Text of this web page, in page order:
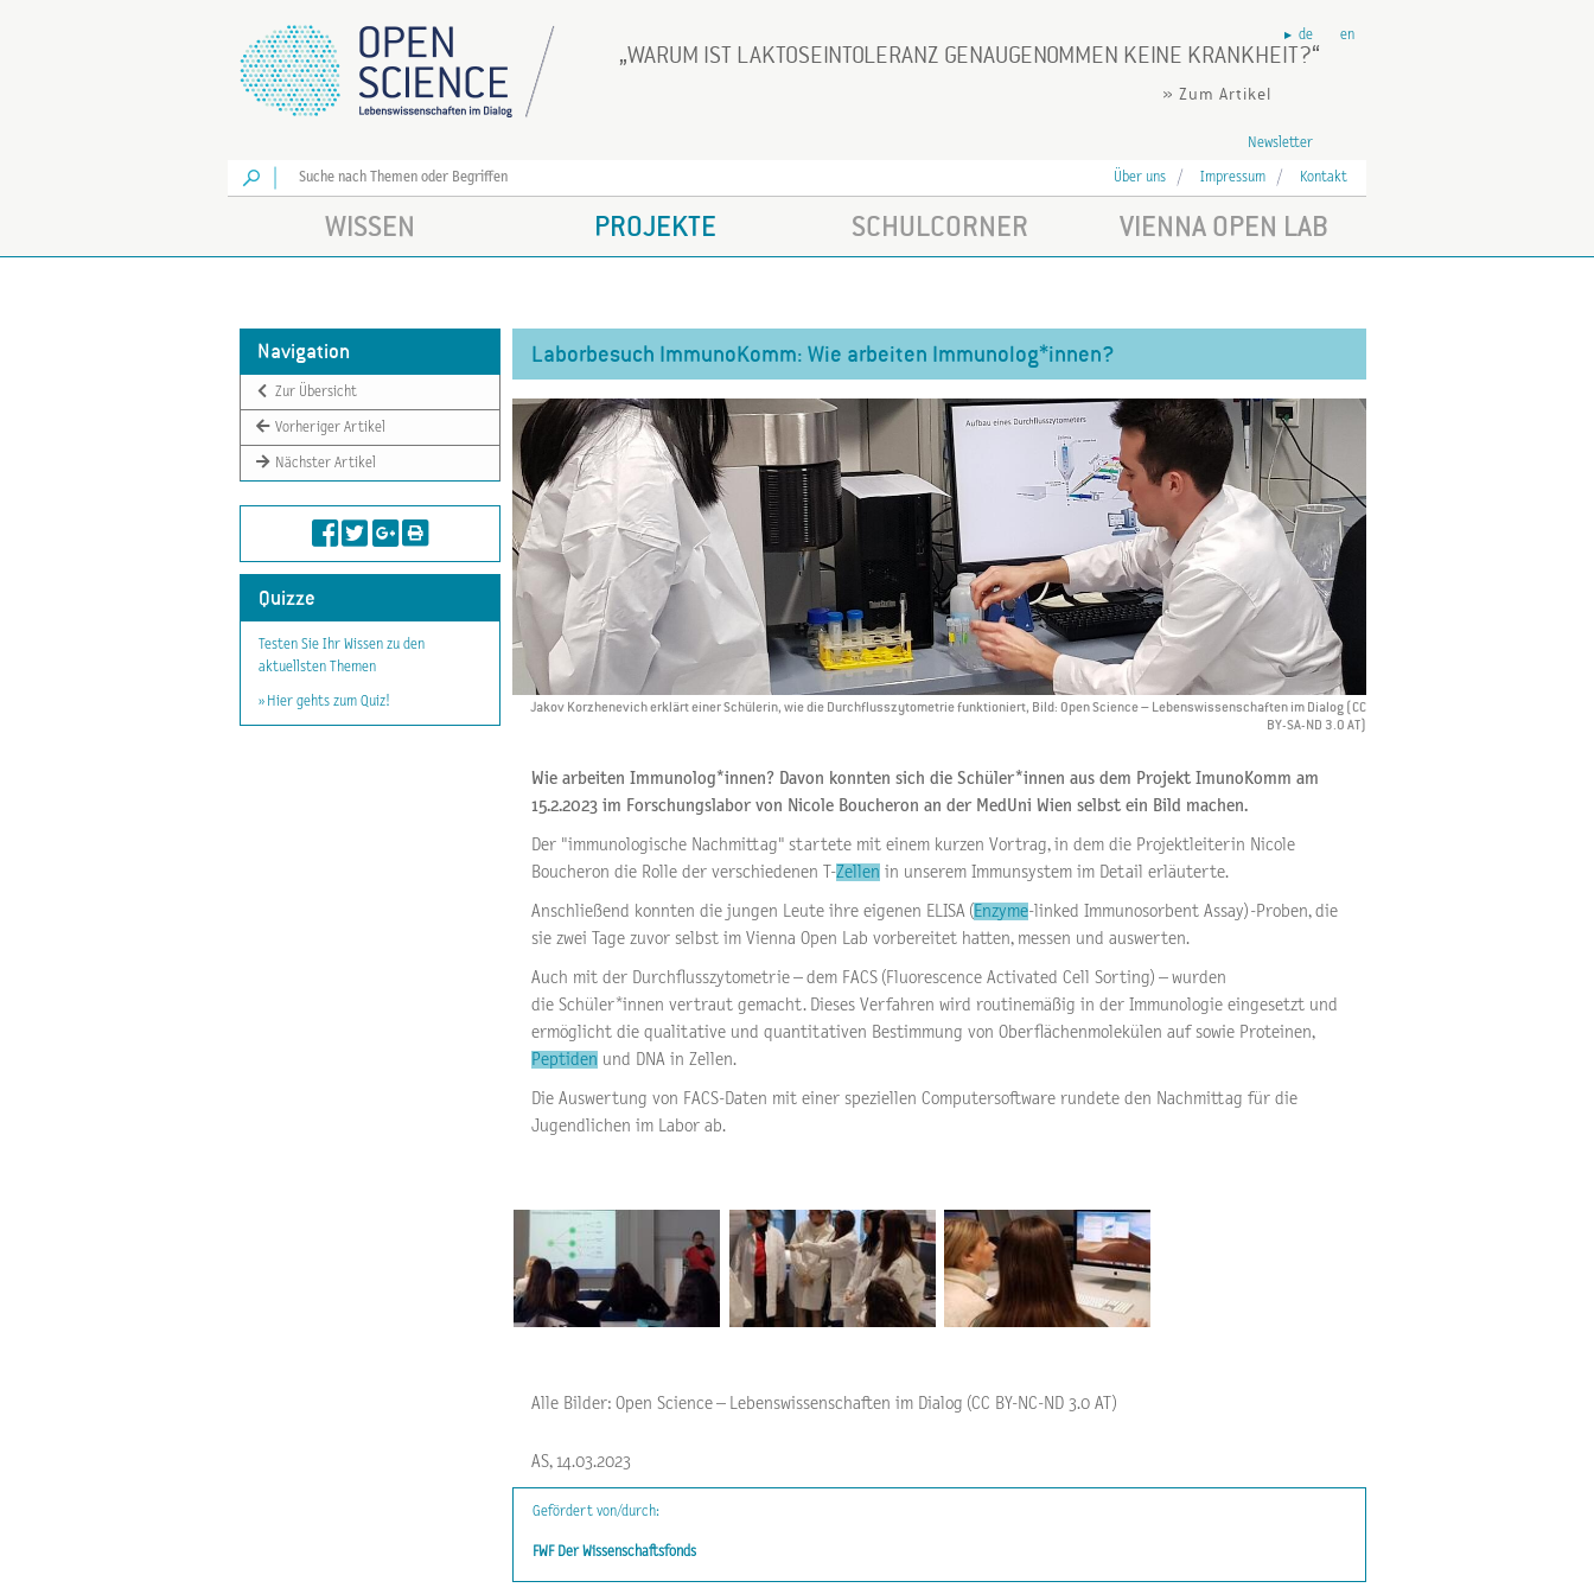
WARUM IST LAKTOSEINTOLERANZ GENAUGENOMMEN KEINE KRANKHEIT?
» Zum Artikel
de en
Newsletter
Los
Über uns Impressum Kontakt
WISSEN PROJEKTE SCHULCORNER VIENNA OPEN LAB
Navigation
Zur Übersicht
Vorheriger Artikel
Nächster Artikel
Quizze
Testen Sie Ihr Wissen zu den
aktuellsten Themen
» Hier gehts zum Quiz!
Laborbesuch ImmunoKomm: Wie arbeiten Immunolog*innen?
Jakov Korzhenevich erklärt einer Schülerin, wie die Durchflusszytometrie funktioniert, Bild: Open Science – Lebenswissenschaften im Dialog (CC
BY-SA-ND 3.0 AT)
Wie arbeiten Immunolog*innen? Davon konnten sich die Schüler*innen aus dem Projekt ImunoKomm am
15.2.2023 im Forschungslabor von Nicole Boucheron an der MedUni Wien selbst ein Bild machen.
Der "immunologische Nachmittag" startete mit einem kurzen Vortrag, in dem die Projektleiterin Nicole
Boucheron die Rolle der verschiedenen T-Zellen in unserem Immunsystem im Detail erläuterte.
Anschließend konnten die jungen Leute ihre eigenen ELISA ( Enzyme-linked Immunosorbent Assay) -Proben, die
sie zwei Tage zuvor selbst im Vienna Open Lab vorbereitet hatten, messen und auswerten.
Auch mit der Durchflusszytometrie – dem FACS (Fluorescence Activated Cell Sorting) – wurden
die Schüler*innen vertraut gemacht. Dieses Verfahren wird routinemäßig in der Immunologie eingesetzt und
ermöglicht die qualitative und quantitativen Bestimmung von Oberflächenmolekülen auf sowie Proteinen,
Peptiden und DNA in Zellen.
Die Auswertung von FACS-Daten mit einer speziellen Computersoftware rundete den Nachmittag für die
Jugendlichen im Labor ab.
Alle Bilder: Open Science – Lebenswissenschaften im Dialog (CC BY-NC-ND 3.0 AT)
AS, 14.03.2023
Gefördert von/durch:
FWF Der Wissenschaftsfonds